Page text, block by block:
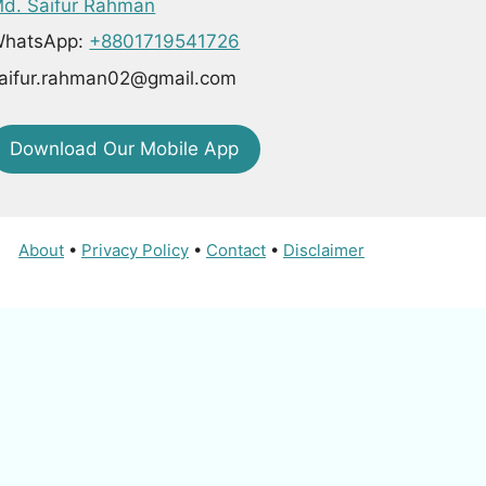
Saifur Rahman
+8801719541726
Download Our Mobile App
About • Privacy Policy • Contact • Disclaimer